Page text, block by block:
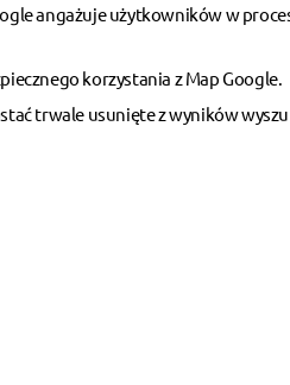
angażuje użytkowników w
korzystania z Map Google.
trwale usunięte z wyników